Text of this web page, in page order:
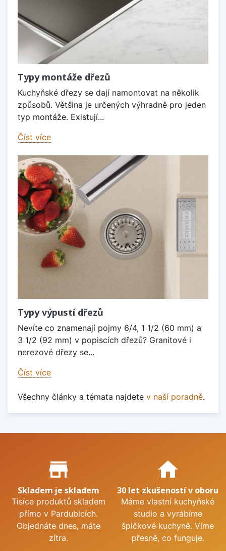
Typy montáže dřezů
Kuchyňské dřezy se dají namontovat na několik
způsobů. Většina je určených výhradně pro jeden
typ montáže. Existují...
Číst více
Typy výpustí dřezů
Nevíte co znamenají pojmy 6/4, 1 1/2 (60 mm) a
3 1/2 (92 mm) v popiscích dřezů? Granitové i
nerezové dřezy se...
Číst více
Všechny články a témata najdete v naší poradně.
Proč nakupovat u nás?
store_mall_directory
Skladem je skladem
Tisíce produktů skladem
přímo v Pardubicích.
Objednáte dnes, máte
zítra.
home
30 let zkušeností v oboru
Máme vlastní kuchyňské
studio a vyrábíme
špičkové kuchyně. Víme
přesně, co funguje.